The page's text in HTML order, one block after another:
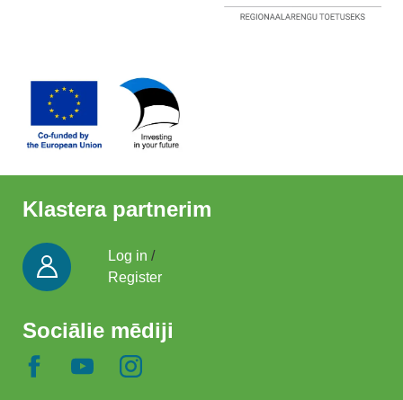
Klastera partnerim
Log in /
Register
Sociālie mēdiji